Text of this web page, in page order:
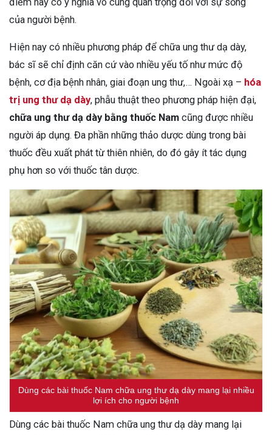
của người bệnh.
Hiện nay có nhiều phương pháp để chữa ung thư dạ dày,
bác sĩ sẽ chỉ định căn cứ vào nhiều yếu tố như mức độ
bệnh, cơ địa bệnh nhân, giai đoạn ung thư,… Ngoài xạ – hóa
trị ung thư dạ dày, phẫu thuật theo phương pháp hiện đại,
chữa ung thư dạ dày bằng thuốc Nam cũng được nhiều
người áp dụng. Đa phần những thảo dược dùng trong bài
thuốc đều xuất phát từ thiên nhiên, do đó gây ít tác dụng
phụ hơn so với thuốc tân dược.
Dùng các bài thuốc Nam chữa ung thư dạ dày mang lại nhiều
lợi ích cho người bệnh
Dùng các bài thuốc Nam chữa ung thư dạ dày mang lại